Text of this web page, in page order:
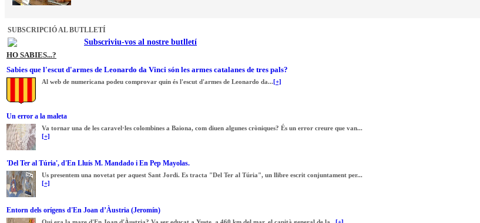
SUBSCRIPCIÓ AL BUTLLETÍ
Subscriviu-vos al nostre butlletí
HO SABIES...?
Sabies que l'escut d'armes de Leonardo da Vinci són les armes catalanes de tres pals?
Al web de numericana podeu comprovar quin és l'escut d'armes de Leonardo da...[+]
Un error a la maleta
Va tornar una de les caravel·les colombines a Baiona, com diuen algunes cròniques? És un error creure que van...
[+]
'Del Ter al Túria', d'En Lluís M. Mandado i En Pep Mayolas.
Us presentem una novetat per aquest Sant Jordi. Es tracta "Del Ter al Túria", un llibre escrit conjuntament per...
[+]
Entorn dels orígens d'En Joan d’Àustria (Jeromín)
Qui era la mare d'En Joan d'Àustria? Va ser educat a Yuste, a 460 km del mar, el capità general de la... [+]